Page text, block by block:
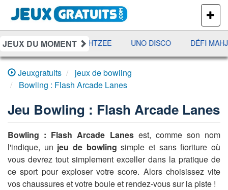
PLUS
DE
JEUX
JEUX DU MOMENT
RAMI JETX YAHTZEE UNO DISCO DÉFI
Jeuxgratuits
jeux de bowling
Bowling : Flash Arcade Lanes
Jeu Bowling : Flash Arcade Lanes
Bowling : Flash Arcade Lanesest, comme son nom
l'indique, un jeu de bowling simple et sans fioriture où
vous devrez tout simplement exceller dans la pratique de
ce sport pour exploser votre score. Alors choisissez vite
vos chaussures et votre boule et rendez-vous sur la piste !